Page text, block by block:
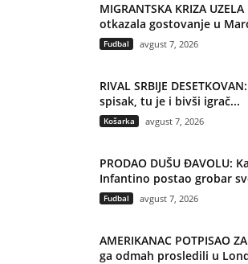
MIGRANTSKA KRIZA
otkazala gostovanje u
Fudbal avgust 7, 2026
RIVAL SRBIJE
spisak, tu je i bivši igrač...
Košarka avgust 7, 2026
PRODAO DUŠU ĐAVOLU:
Infantino postao grobar
Fudbal avgust 7, 2026
AMERIKANAC POTPISAO
ga odmah prosledili u